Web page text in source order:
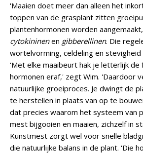
'Maaien doet meer dan alleen het
toppen van de grasplant zitten
plantenhormonen worden
cytokininenen gibberellinen. Die
wortelvorming, celdeling en stevigheid
'Met elke maaibeurt hak je letterlijk de
hormonen eraf,' zegt Wim. 'Daardoor
natuurlijke groeiproces. Je dwingt de
te herstellen in plaats van op te
dat precies waarom het systeem van
mest bijgooien en maaien, zichzelf in
Kunstmest zorgt wel voor snelle
die natuurlijke balans in de plant. 'Die